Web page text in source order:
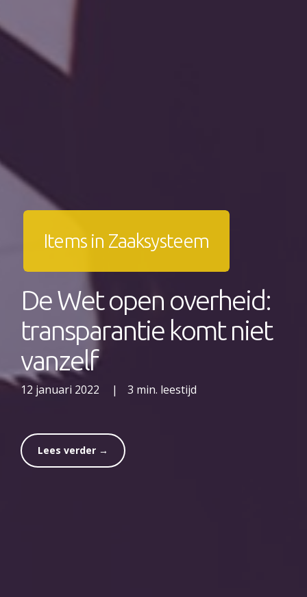
Items in Zaaksysteem
De Wet open overheid:
transparantie komt niet
vanzelf
12 januari 2022 | 3 min. leestijd
Lees verder →